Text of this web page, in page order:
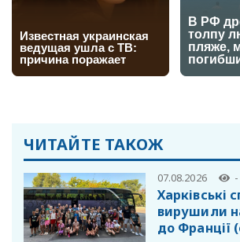
ЧИТАЙТЕ ТАКОЖ
07.08.2026 -
Харківські
вирушили
до Франції